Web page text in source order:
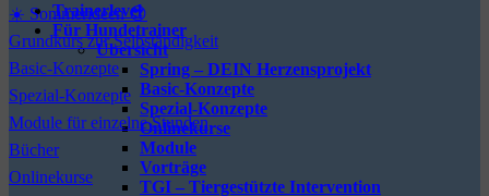
Trainerlevel
Für Hundetrainer
Übersicht
Spring – DEIN Herzensprojekt
Basic-Konzepte
Spezial-Konzepte
Onlinekurse
Module
Vorträge
TGI – Tiergestützte Intervention
☀️ Sommerideen 😎
Grundkurs zur Selbständigkeit
Basic-Konzepte
Spezial-Konzepte
Module für einzelne Stunden
Bücher
Onlinekurse